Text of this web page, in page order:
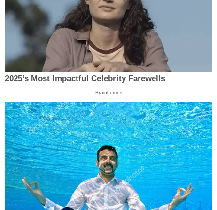
2025’s Most Impactful Celebrity Farewells
Brainberries